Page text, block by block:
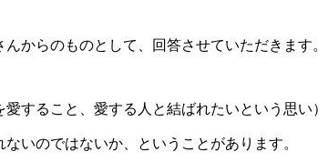
からのものとして、回答させていただきます。
すること、愛する人と結ばれたいという思い）
いのではないか、ということがあります。